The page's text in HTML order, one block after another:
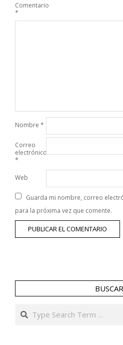
Comentario
*
Nombre *
Correo
electrónico
*
Web
Guarda mi nombre, correo
para la próxima vez que comente.
Search